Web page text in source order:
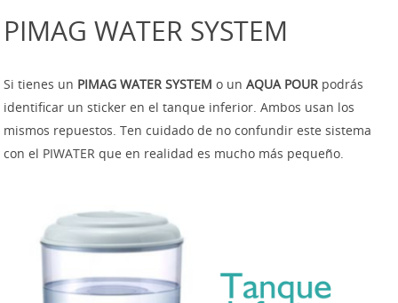
PIMAG WATER SYSTEM
Si tienes un PIMAG WATER SYSTEM o un AQUA POUR podrás
identificar un sticker en el tanque inferior. Ambos usan los
mismos repuestos. Ten cuidado de no confundir este sistema
con el PIWATER que en realidad es mucho más pequeño.